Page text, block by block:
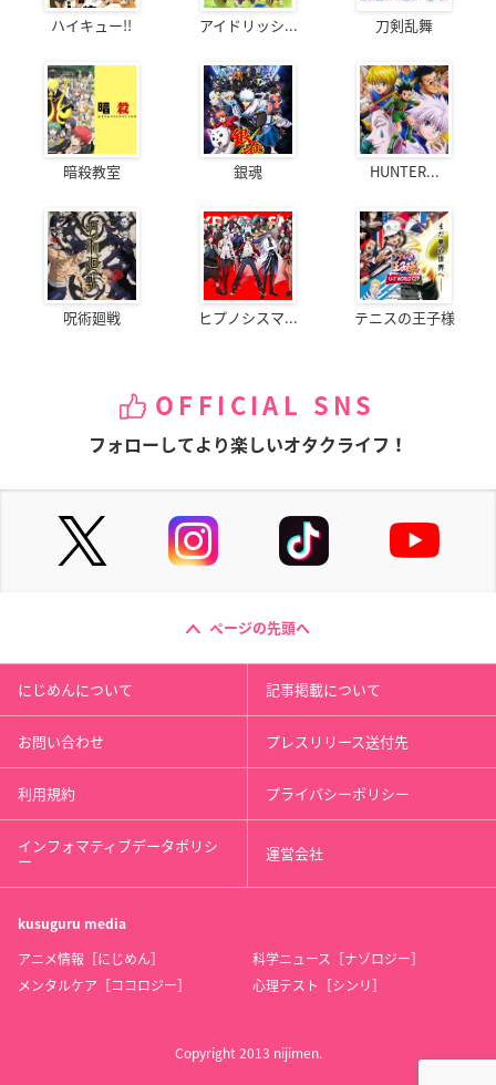
ハイキュー!! アイドリッシ... 刀剣乱舞
暗殺教室 銀魂 HUNTER...
呪術廻戦 ヒプノシスマ... テニスの王子様
OFFICIAL SNS
フォローしてより楽しいオタクライフ！
ページの先頭へ
にじめんについて 記事掲載について
お問い合わせ プレスリリース送付先
利用規約 プライバシーポリシー
インフォマティブデータポリシ
ー 運営会社
kusuguru media
アニメ情報［にじめん］
科学ニュース［ナゾロジー］
メンタルケア［ココロジー］
心理テスト［シンリ］
Copyright 2013 nijimen.